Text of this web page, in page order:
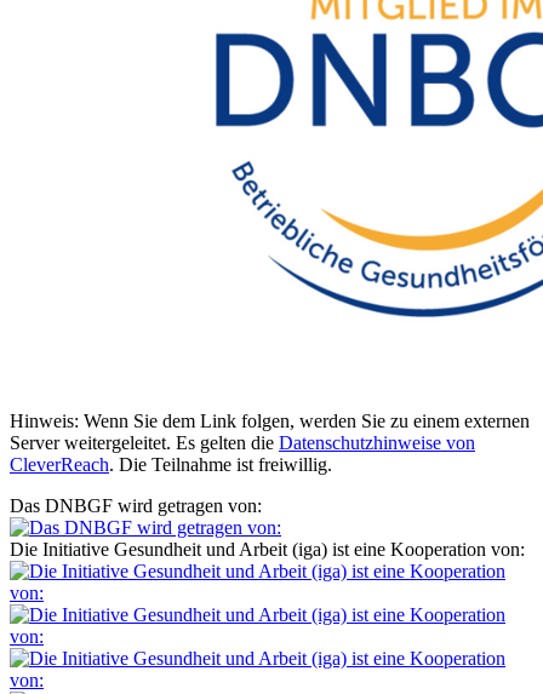
Hinweis: Wenn Sie dem Link folgen, werden Sie zu einem externen
Server weitergeleitet. Es gelten die Datenschutzhinweise von
CleverReach. Die Teilnahme ist freiwillig.
Das DNBGF wird getragen von:
Die Initiative Gesundheit und Arbeit (iga) ist eine Kooperation von: